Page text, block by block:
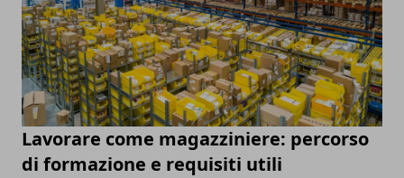
Lavorare come magazziniere: percorso
di formazione e requisiti utili